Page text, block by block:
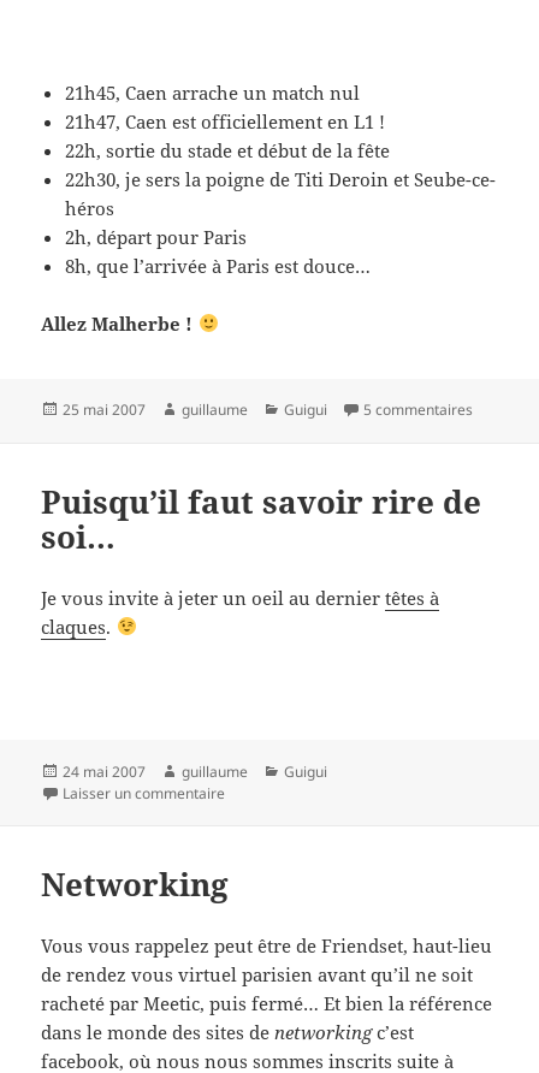
21h45, Caen arrache un match nul
21h47, Caen est officiellement en L1 !
22h, sortie du stade et début de la fête
22h30, je sers la poigne de Titi Deroin et Seube-ce-
héros
2h, départ pour Paris
8h, que l’arrivée à Paris est douce…
Allez Malherbe !
Publié
25 mai 2007 Auteur
guillaume Catégories
Guigui 5 commentaires
Puisqu’il faut savoir rire de
soi…
Je vous invite à jeter un oeil au derniertêtes à
claques.
Publié
le
24 mai 2007 Auteur
guillaume Catégories
Guigui
Laisser un commentaire
Networking
Vous vous rappelez peut être de Friendset, haut-lieu
de rendez vous virtuel parisien avant qu’il ne soit
racheté par Meetic, puis fermé… Et bien la référence
dans le monde des sites denetworkingc’est
facebook, où nous nous sommes inscrits suite à